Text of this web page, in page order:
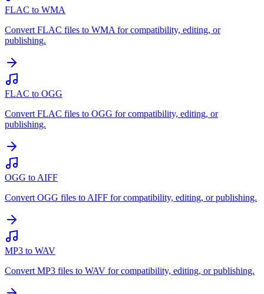
FLAC to WMA
Convert FLAC files to WMA for compatibility, editing, or
publishing.
FLAC to OGG
Convert FLAC files to OGG for compatibility, editing, or
publishing.
OGG to AIFF
Convert OGG files to AIFF for compatibility, editing, or publishing.
MP3 to WAV
Convert MP3 files to WAV for compatibility, editing, or publishing.